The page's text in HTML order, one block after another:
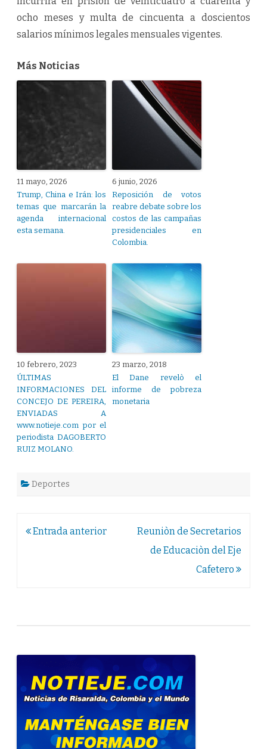
ocho meses y multa de cincuenta a doscientos
salarios mínimos legales mensuales vigentes.
Más Noticias
11 mayo, 2026
Trump, China e Irán: los
temas que marcarán la
agenda internacional
esta semana.
6 junio, 2026
Reposición de votos
reabre debate sobre los
costos de las campañas
presidenciales en
Colombia.
10 febrero, 2023
ÚLTIMAS
INFORMACIONES DEL
CONCEJO DE PEREIRA,
ENVIADAS A
www.notieje.com por el
periodista DAGOBERTO
RUIZ MOLANO.
23 marzo, 2018
El Dane revelò el
informe de pobreza
monetaria
Deportes
Navegación
Entrada anterior
Reuniòn de Secretarios
de Educaciòn del Eje
Cafetero